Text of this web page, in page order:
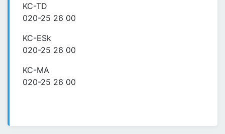
KC-TD
020-25 26 00
KC-ESk
020-25 26 00
KC-MA
020-25 26 00